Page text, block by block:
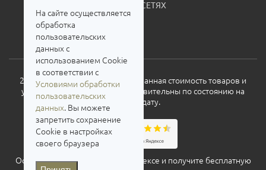
МЫ В СОЦСЕТЯХ
2026. Все права защищены. Указанная стоимость товаров и
условия их приобретения действительны по состоянию на
текущую дату.
Оставьте свой отзыв о нас на Яндексе и получите бесплатную
На сайте осуществляется
обработка
пользовательских
данных с
использованием Cookie
в соответствии с
Условиями обработки
пользовательских
данных. Вы можете
запретить сохранение
Cookie в настройках
своего браузера